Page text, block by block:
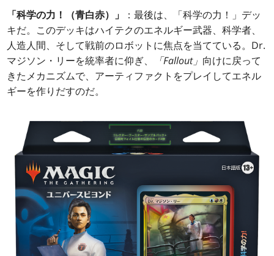
「科学の力！（青白赤）」
：最後は、「科学の力！」デッ
キだ。このデッキはハイテクのエネルギー武器、科学者、
人造人間、そして戦前のロボットに焦点を当てている。Dr.
マジソン・リーを統率者に仰ぎ、
「Fallout」 向けに戻って
きたメカニズムで、アーティファクトをプレイしてエネル
ギーを作りだすのだ。